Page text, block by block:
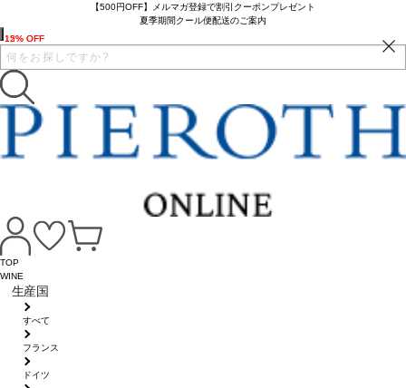
【500円OFF】メルマガ登録で割引クーポンプレゼント
夏季期間クール便配送のご案内
TOP
WINE
生産国
すべて
フランス
ドイツ
12% OFF
15% OFF